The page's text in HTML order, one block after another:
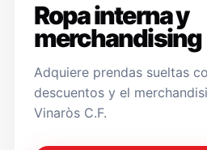
Ropa interna y
merchandising
Adquiere prendas sueltas
descuentos y el
Vinaròs C.F.